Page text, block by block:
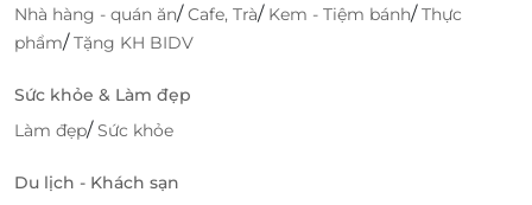
Nhà hàng - quán ăn/Cafe, Trà/ Kem - Tiệm bánh/Thực
phẩm/Tặng KH BIDV
Sức khỏe & Làm đẹp
Làm đẹp/Sức khỏe
Du lịch - Khách sạn